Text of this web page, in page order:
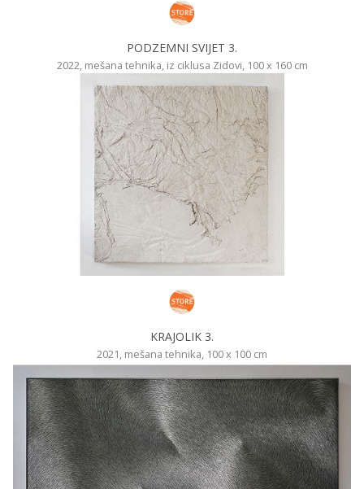
PODZEMNI SVIJET 3.
2022, mešana tehnika, iz ciklusa Zidovi, 100 x 160 cm
KRAJOLIK 3.
2021, mešana tehnika, 100 x 100 cm